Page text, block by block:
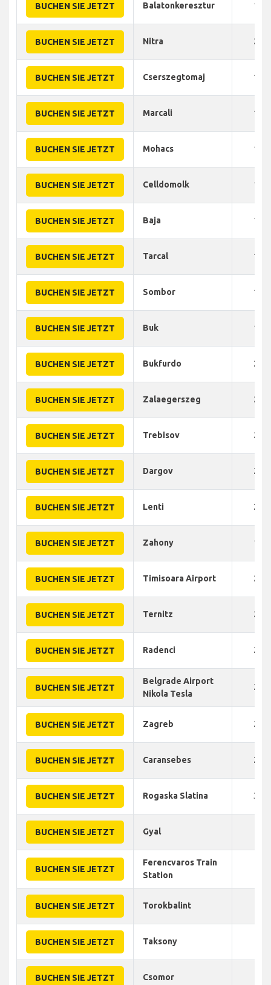
BUCHEN SIE JETZT Balatonkeresztur 180
BUCHEN SIE JETZT Nitra 210
BUCHEN SIE JETZT Cserszegtomaj 145
BUCHEN SIE JETZT Marcali 140
BUCHEN SIE JETZT Mohacs 140
BUCHEN SIE JETZT Celldomolk 175
BUCHEN SIE JETZT Baja 160
BUCHEN SIE JETZT Tarcal 160
BUCHEN SIE JETZT Sombor 190
BUCHEN SIE JETZT Buk 190
BUCHEN SIE JETZT Bukfurdo 220
BUCHEN SIE JETZT Zalaegerszeg 220
BUCHEN SIE JETZT Trebisov 200
BUCHEN SIE JETZT Dargov 200
BUCHEN SIE JETZT Lenti 220
BUCHEN SIE JETZT Zahony 190
BUCHEN SIE JETZT Timisoara Airport 200
BUCHEN SIE JETZT Ternitz 240
BUCHEN SIE JETZT Radenci 210
BUCHEN SIE JETZT
Belgrade Airport
Nikola Tesla
250
BUCHEN SIE JETZT Zagreb 280
BUCHEN SIE JETZT Caransebes 240
BUCHEN SIE JETZT Rogaska Slatina 300
BUCHEN SIE JETZT Gyal
BUCHEN SIE JETZT
Ferencvaros Train
Station
BUCHEN SIE JETZT Torokbalint
BUCHEN SIE JETZT Taksony
BUCHEN SIE JETZT Csomor